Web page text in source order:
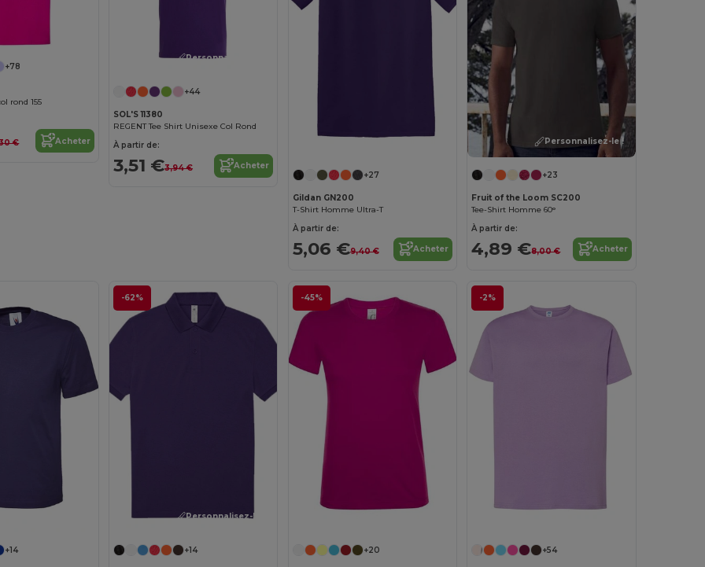
+78
rond 155
€ Acheter
Personnalisez-le !
+44
SOL'S 11380
REGENT Tee Shirt Unisexe Col Rond
À partir de:
3,51 €3,94 € Acheter
Personnalisez-le !
+27
Gildan GN200
T-Shirt Homme Ultra-T
À partir de:
5,06 €9,40 € Acheter
Personnalisez-le !
+23
Fruit of the Loom SC200
Tee-Shirt Homme 60°
À partir de:
4,89 €8,00 € Acheter
+14
-62%
Personnalisez-le !
+14
-45%
+20
-2%
+54